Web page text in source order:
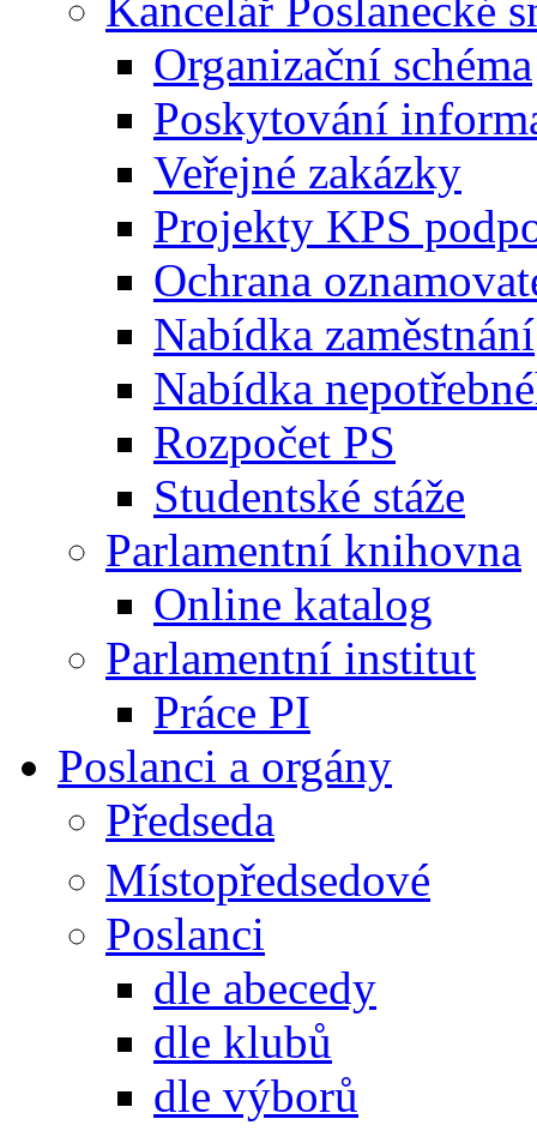
Organizační schéma
Poskytování
Veřejné zakázky
Projekty KPS
Ochrana
Nabídka zaměstnání
Nabídka
Rozpočet PS
Studentské stáže
Parlamentní knihovna
Online katalog
Parlamentní institut
Práce PI
Poslanci a orgány
Předseda
Místopředsedové
Poslanci
dle abecedy
dle klubů
dle výborů